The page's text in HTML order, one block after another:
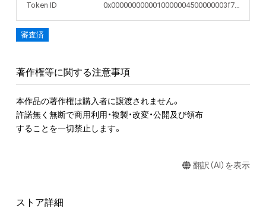
Token ID
0x0000000000010000004500000003f7a3
審査済
著作権等に関する注意事項
本作品の著作権は購入者に譲渡されません。
許諾無く無断で商用利用・複製・改変・公開及び領布
することを一切禁止します。
翻訳（AI）を表示
ストア詳細